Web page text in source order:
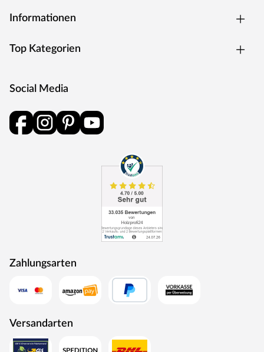
Informationen
Top Kategorien
Social Media
Zahlungsarten
Versandarten